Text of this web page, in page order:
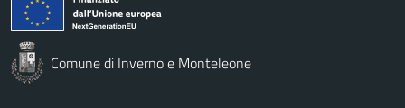
Comune di Inverno e Monteleone